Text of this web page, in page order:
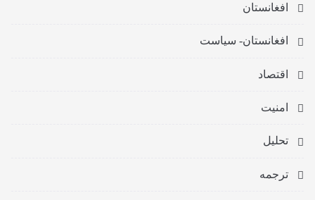
افغانستان
افغانستان- سیاست
اقتصاد
امنیت
تحلیل
ترجمه